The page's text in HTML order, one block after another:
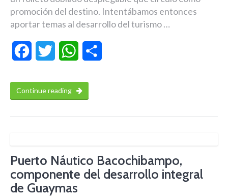
promoción del destino. Intentábamos entonces
aportar temas al desarrollo del turismo …
FacebookTwitter WhatsApp
Continue reading
Puerto Náutico Bacochibampo,
componente del desarrollo integral
de Guaymas